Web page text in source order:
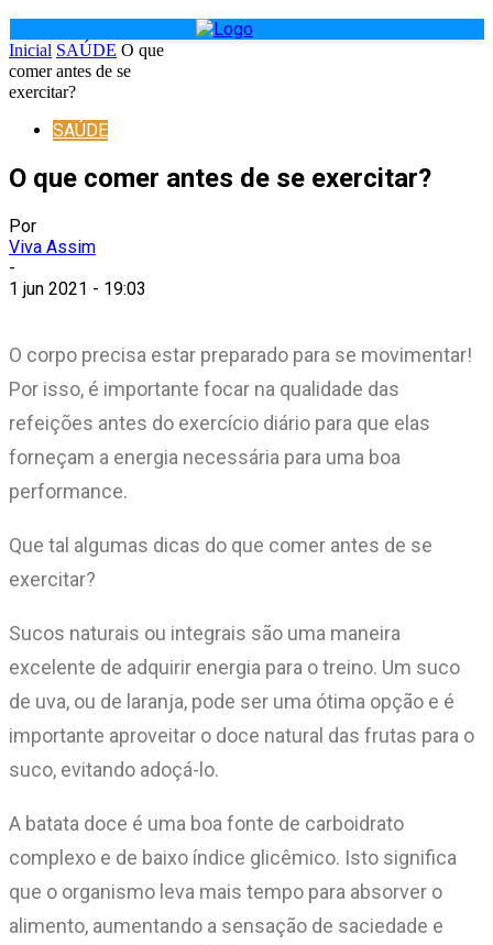
Inicial SAÚDE O que
comer antes de se
exercitar?
SAÚDE
O que comer antes de se exercitar?
Por
Viva Assim
-
1 jun 2021 - 19:03
O corpo precisa estar preparado para se movimentar!
Por isso, é importante focar na qualidade das
refeições antes do exercício diário para que elas
forneçam a energia necessária para uma boa
performance.
Que tal algumas dicas do que comer antes de se
exercitar?
Sucos naturais ou integrais são uma maneira
excelente de adquirir energia para o treino. Um suco
de uva, ou de laranja, pode ser uma ótima opção e é
importante aproveitar o doce natural das frutas para o
suco, evitando adoçá-lo.
A batata doce é uma boa fonte de carboidrato
complexo e de baixo índice glicêmico. Isto significa
que o organismo leva mais tempo para absorver o
alimento, aumentando a sensação de saciedade e